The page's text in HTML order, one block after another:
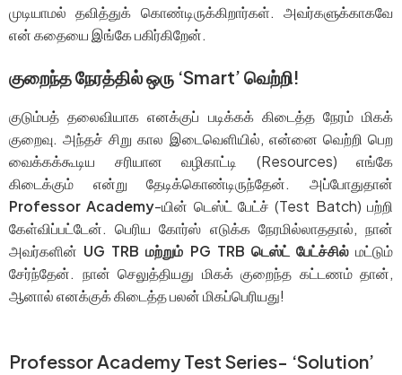
முடியாமல் தவித்துக் கொண்டிருக்கிறார்கள். அவர்களுக்காகவே
என் கதையை இங்கே பகிர்கிறேன்.
குறைந்த நேரத்தில் ஒரு ‘Smart’ வெற்றி!
குடும்பத் தலைவியாக எனக்குப் படிக்கக் கிடைத்த நேரம் மிகக்
குறைவு. அந்தச் சிறு கால இடைவெளியில், என்னை வெற்றி பெற
வைக்கக்கூடிய சரியான வழிகாட்டி (Resources) எங்கே
கிடைக்கும் என்று தேடிக்கொண்டிருந்தேன். அப்போதுதான்
Professor Academy-யின் டெஸ்ட் பேட்ச் (Test Batch) பற்றி
கேள்விப்பட்டேன். பெரிய கோர்ஸ் எடுக்க நேரமில்லாததால், நான்
அவர்களின் UG TRB மற்றும் PG TRB டெஸ்ட் பேட்ச்சில்மட்டும்
சேர்ந்தேன். நான் செலுத்தியது மிகக் குறைந்த கட்டணம் தான்,
ஆனால் எனக்குக் கிடைத்த பலன் மிகப்பெரியது!
Professor Academy Test Series- ‘Solution’